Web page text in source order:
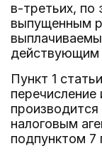
в-третьих,
выпущенным
действующим
Пункт 1
налоговым
подпунктом 7